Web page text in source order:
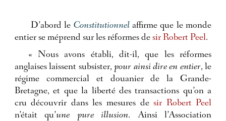
D’abord le Constitutionnelaffirme que le monde
entier se méprend sur les réformes de sir Robert Peel.
« Nous avons établi, dit-il, que les réformes
anglaises laissent subsister,pour ainsi dire en entier, le
régime commercial et douanier de la Grande-
Bretagne, et que la liberté des transactions qu’on a
cru découvrir dans les mesures desir Robert Peel
n’était qu’une pure illusion. Ainsi l’Association